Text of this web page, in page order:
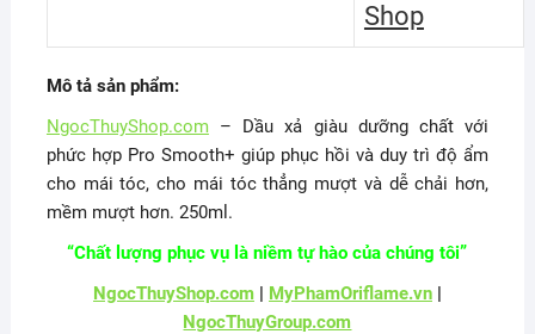
Shop
Mô tả sản phẩm:
NgocThuyShop.com– Dầu xả giàu dưỡng chất với
phức hợp Pro Smooth+ giúp phục hồi và duy trì độ ẩm
cho mái tóc, cho mái tóc thẳng mượt và dễ chải hơn,
mềm mượt hơn. 250ml.
“Chất lượng phục vụ là niềm tự hào của chúng tôi”
NgocThuyShop.com| MyPhamOriflame.vn|
NgocThuyGroup.com